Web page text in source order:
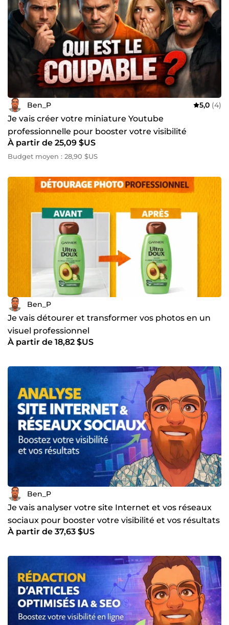
Ben_P 5,0 (4)
Je vais créer votre miniature Youtube
professionnelle pour booster votre visibilité
À partir de 25,09 $US
Budget moyen : 28,90 $US
Ben_P
Je vais détourer et transformer vos photos en un
visuel professionnel
À partir de 18,82 $US
Ben_P
Je vais analyser votre site Internet et vos réseaux
sociaux pour booster votre visibilité et vos résultats
À partir de 37,63 $US